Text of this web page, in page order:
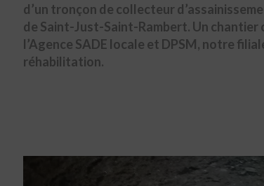
d’un tronçon de collecteur
de Saint-Just-Saint-Rambert. Un
l’Agence SADE locale et DPSM, notre
réhabilitation.